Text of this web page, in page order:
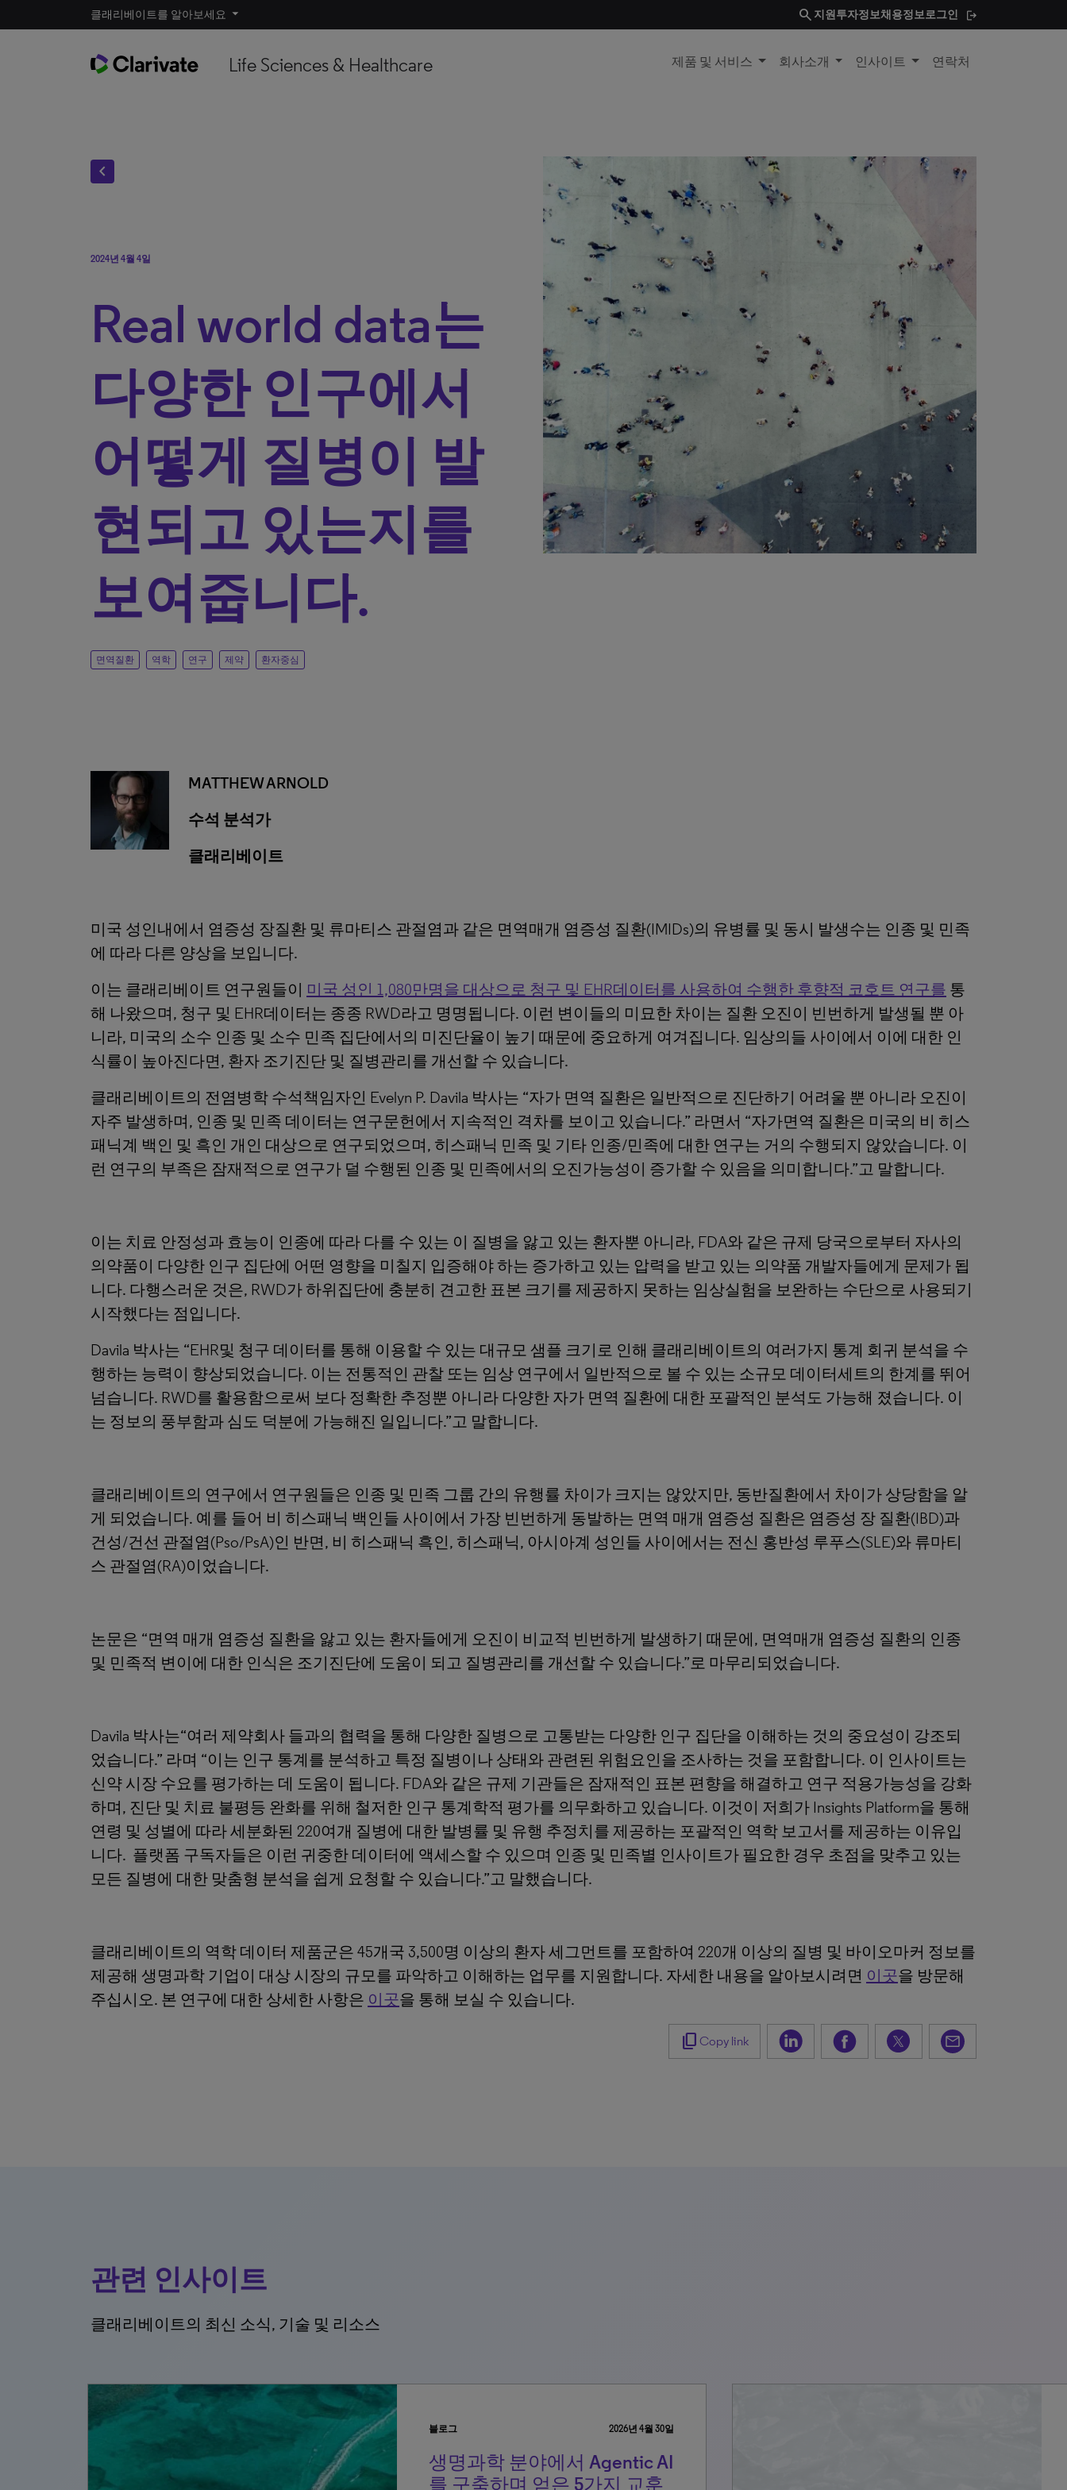
클래리베이트를 알아보세요 search 지원투자정보채용정보로그인
Life Sciences & Healthcare 제품 및 서비스 회사소개 인사이트 연락처
chevron_left
2024년 4월 4일
Real world data는
다양한 인구에서
어떻게 질병이 발
현되고 있는지를
보여줍니다.
면역질환 역학 연구 제약 환자중심
MATTHEW ARNOLD
수석 분석가
클래리베이트
미국 성인내에서 염증성 장질환 및 류마티스 관절염과 같은 면역매개 염증성 질환(IMIDs)의 유병률 및 동시 발생수는 인종 및 민족
에 따라 다른 양상을 보입니다.
이는 클래리베이트 연구원들이 미국 성인 1,080만명을 대상으로 청구 및 EHR데이터를 사용하여 수행한 후향적 코호트 연구를 통
해 나왔으며, 청구 및 EHR데이터는 종종 RWD라고 명명됩니다. 이런 변이들의 미묘한 차이는 질환 오진이 빈번하게 발생될 뿐 아
니라, 미국의 소수 인종 및 소수 민족 집단에서의 미진단율이 높기 때문에 중요하게 여겨집니다. 임상의들 사이에서 이에 대한 인
식률이 높아진다면, 환자 조기진단 및 질병관리를 개선할 수 있습니다.
클래리베이트의 전염병학 수석책임자인 Evelyn P. Davila 박사는 “자가 면역 질환은 일반적으로 진단하기 어려울 뿐 아니라 오진이
자주 발생하며, 인종 및 민족 데이터는 연구문헌에서 지속적인 격차를 보이고 있습니다.” 라면서 “자가면역 질환은 미국의 비 히스
패닉계 백인 및 흑인 개인 대상으로 연구되었으며, 히스패닉 민족 및 기타 인종/민족에 대한 연구는 거의 수행되지 않았습니다. 이
런 연구의 부족은 잠재적으로 연구가 덜 수행된 인종 및 민족에서의 오진가능성이 증가할 수 있음을 의미합니다.”고 말합니다.
이는 치료 안정성과 효능이 인종에 따라 다를 수 있는 이 질병을 앓고 있는 환자뿐 아니라, FDA와 같은 규제 당국으로부터 자사의
의약품이 다양한 인구 집단에 어떤 영향을 미칠지 입증해야 하는 증가하고 있는 압력을 받고 있는 의약품 개발자들에게 문제가 됩
니다. 다행스러운 것은, RWD가 하위집단에 충분히 견고한 표본 크기를 제공하지 못하는 임상실험을 보완하는 수단으로 사용되기
시작했다는 점입니다.
Davila 박사는 “EHR및 청구 데이터를 통해 이용할 수 있는 대규모 샘플 크기로 인해 클래리베이트의 여러가지 통계 회귀 분석을 수
행하는 능력이 향상되었습니다. 이는 전통적인 관찰 또는 임상 연구에서 일반적으로 볼 수 있는 소규모 데이터세트의 한계를 뛰어
넘습니다. RWD를 활용함으로써 보다 정확한 추정뿐 아니라 다양한 자가 면역 질환에 대한 포괄적인 분석도 가능해 졌습니다. 이
는 정보의 풍부함과 심도 덕분에 가능해진 일입니다.”고 말합니다.
클래리베이트의 연구에서 연구원들은 인종 및 민족 그룹 간의 유행률 차이가 크지는 않았지만, 동반질환에서 차이가 상당함을 알
게 되었습니다. 예를 들어 비 히스패닉 백인들 사이에서 가장 빈번하게 동발하는 면역 매개 염증성 질환은 염증성 장 질환(IBD)과
건성/건선 관절염(Pso/PsA)인 반면, 비 히스패닉 흑인, 히스패닉, 아시아계 성인들 사이에서는 전신 홍반성 루푸스(SLE)와 류마티
스 관절염(RA)이었습니다.
논문은 “면역 매개 염증성 질환을 앓고 있는 환자들에게 오진이 비교적 빈번하게 발생하기 때문에, 면역매개 염증성 질환의 인종
및 민족적 변이에 대한 인식은 조기진단에 도움이 되고 질병관리를 개선할 수 있습니다.”로 마무리되었습니다.
Davila 박사는“여러 제약회사 들과의 협력을 통해 다양한 질병으로 고통받는 다양한 인구 집단을 이해하는 것의 중요성이 강조되
었습니다.” 라며 “이는 인구 통계를 분석하고 특정 질병이나 상태와 관련된 위험요인을 조사하는 것을 포함합니다. 이 인사이트는
신약 시장 수요를 평가하는 데 도움이 됩니다. FDA와 같은 규제 기관들은 잠재적인 표본 편향을 해결하고 연구 적용가능성을 강화
하며, 진단 및 치료 불평등 완화를 위해 철저한 인구 통계학적 평가를 의무화하고 있습니다. 이것이 저희가 Insights Platform을 통해
연령 및 성별에 따라 세분화된 220여개 질병에 대한 발병률 및 유행 추정치를 제공하는 포괄적인 역학 보고서를 제공하는 이유입
니다. 플랫폼 구독자들은 이런 귀중한 데이터에 액세스할 수 있으며 인종 및 민족별 인사이트가 필요한 경우 초점을 맞추고 있는
모든 질병에 대한 맞춤형 분석을 쉽게 요청할 수 있습니다.”고 말했습니다.
클래리베이트의 역학 데이터 제품군은 45개국 3,500명 이상의 환자 세그먼트를 포함하여 220개 이상의 질병 및 바이오마커 정보를
제공해 생명과학 기업이 대상 시장의 규모를 파악하고 이해하는 업무를 지원합니다. 자세한 내용을 알아보시려면 이곳을 방문해
주십시오. 본 연구에 대한 상세한 사항은 이곳을 통해 보실 수 있습니다.
content_copy Copy link
관련 인사이트
클래리베이트의 최신 소식, 기술 및 리소스
블로그 2026년 4월 30일
생명과학 분야에서 Agentic AI
를 구축하며 얻은 5가지 교훈